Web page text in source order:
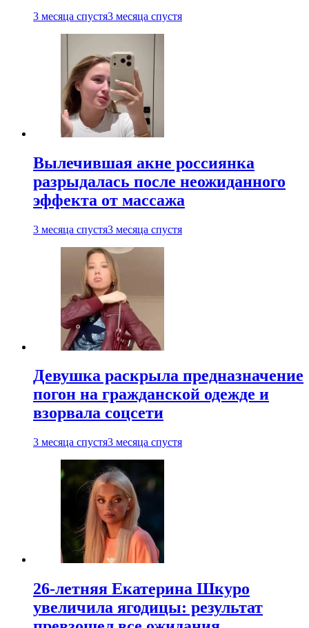
3 месяца спустя3 месяца спустя
Вылечившая акне россиянка
разрыдалась после неожиданного
эффекта от массажа
3 месяца спустя3 месяца спустя
Девушка раскрыла предназначение
погон на гражданской одежде и
взорвала соцсети
3 месяца спустя3 месяца спустя
26-летняя Екатерина Шкуро
увеличила ягодицы: результат